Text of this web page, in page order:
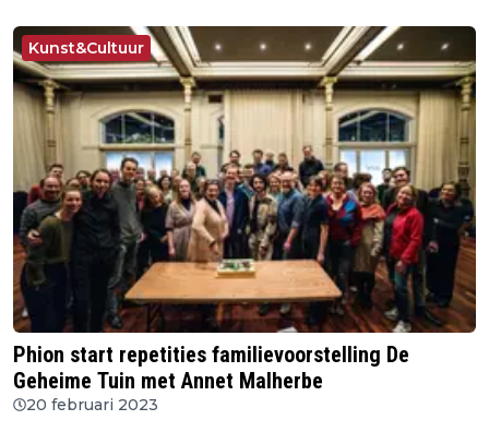
Kunst&Cultuur
Phion start repetities familievoorstelling De
Geheime Tuin met Annet Malherbe
20 februari 2023